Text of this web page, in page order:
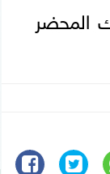
المحضر